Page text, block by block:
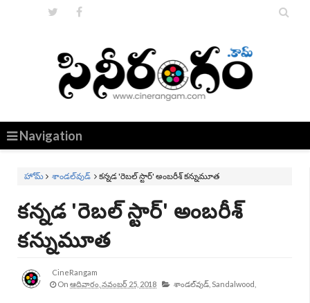

Navigation
హోమ్ శాండల్‌వుడ్ కన్నడ 'రెబల్‌ స్టార్‌' అంబరీశ్‌ కన్నుమూత
కన్నడ 'రెబల్‌ స్టార్‌' అంబరీశ్‌
కన్నుమూత
CineRangam
On ఆదివారం, నవంబర్ 25, 2018 శాండల్‌వుడ్, Sandalwood,